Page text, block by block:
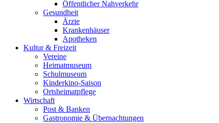
Öffentlicher Nahverkehr
Gesundheit
Ärzte
Krankenhäuser
Apotheken
Kultur & Freizeit
Vereine
Heimatmuseum
Schulmuseum
Kinderkino-Saison
Ortsheimatpflege
Wirtschaft
Post & Banken
Gastronomie & Übernachtungen